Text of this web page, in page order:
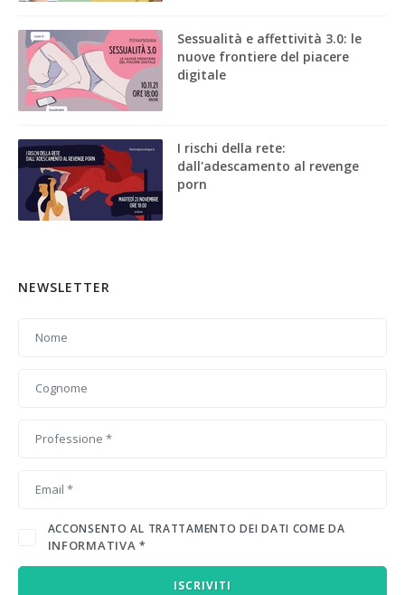
Sessualità e affettività 3.0: le
nuove frontiere del piacere
digitale
I rischi della rete:
dall'adescamento al revenge
porn
NEWSLETTER
ACCONSENTO AL TRATTAMENTO DEI DATI COME DA
INFORMATIVA *
ISCRIVITI